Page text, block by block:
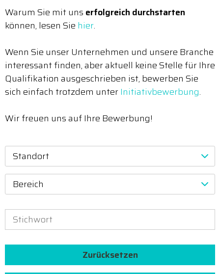
Warum Sie mit uns erfolgreich durchstarten
können, lesen Sie hier.
Wenn Sie unser Unternehmen und unsere Branche
interessant finden, aber aktuell keine Stelle für Ihre
Qualifikation ausgeschrieben ist, bewerben Sie
sich einfach trotzdem unterInitiativbewerbung.
Wir freuen uns auf Ihre Bewerbung!
Standort
Bereich
Zurücksetzen